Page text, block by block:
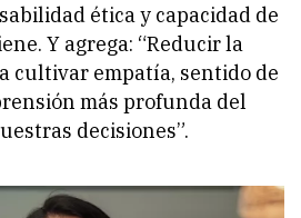
ética y capacidad de
Y agrega: “Reducir la
cultivar empatía, sentido de
más profunda del
decisiones”.